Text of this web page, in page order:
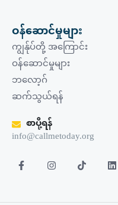
ဝန်ဆောင်မှုများ
ကျွန်ုပ်တို့ အကြောင်း
ဝန်ဆောင်မှုများ
ဘလော့ဂ်
ဆက်သွယ်ရန်
စာပို့ရန်
info@callmetoday.org